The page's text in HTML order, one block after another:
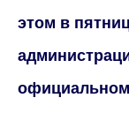
этом в
официальном